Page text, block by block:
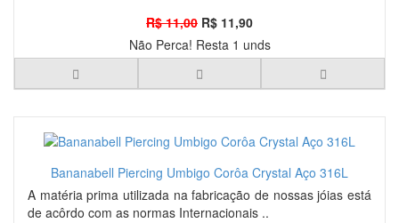
R$ 11,00 R$ 11,90
Não Perca! Resta 1 unds
Bananabell Piercing Umbigo Corôa Crystal Aço 316L
A matéria prima utilizada na fabricação de nossas jóias está
de acôrdo com as normas Internacionais ..